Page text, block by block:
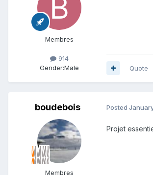
Membres
914
Gender:Male Quote
boudebois
Membres
Posted
Projet